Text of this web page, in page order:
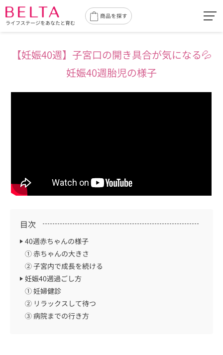
ライフステージをあなたと育む
商品を探す
【妊娠40週】 子宮口の開き具合が気になる💦
妊娠40週胎児の様子
目次
40週赤ちゃんの様子
① 赤ちゃんの大きさ
② 子宮内で成長を続ける
妊娠40週過ごし方
① 妊婦健診
② リラックスして待つ
③ 病院までの行き方